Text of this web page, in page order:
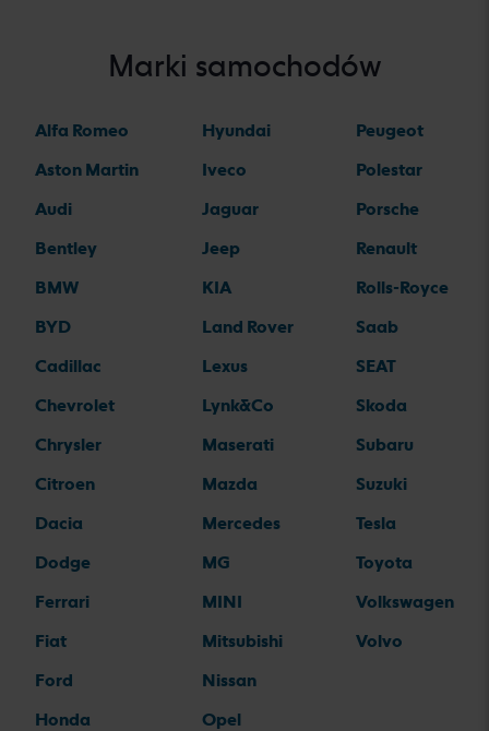
Marki samochodów
Alfa Romeo
Aston Martin
Audi
Bentley
BMW
BYD
Cadillac
Chevrolet
Chrysler
Citroen
Dacia
Dodge
Ferrari
Fiat
Ford
Honda
Hyundai
Iveco
Jaguar
Jeep
KIA
Land Rover
Lexus
Lynk&Co
Maserati
Mazda
Mercedes
MG
MINI
Mitsubishi
Nissan
Opel
Peugeot
Polestar
Porsche
Renault
Rolls-Royce
Saab
SEAT
Skoda
Subaru
Suzuki
Tesla
Toyota
Volkswagen
Volvo